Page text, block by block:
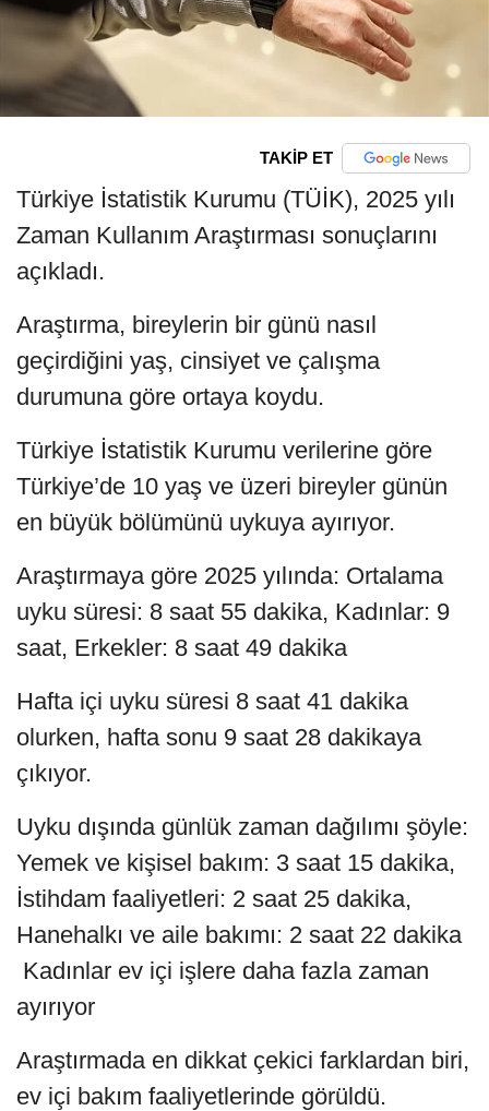
TAKİP ET
Türkiye İstatistik Kurumu (TÜİK), 2025 yılı
Zaman Kullanım Araştırması sonuçlarını
açıkladı.
Araştırma, bireylerin bir günü nasıl
geçirdiğini yaş, cinsiyet ve çalışma
durumuna göre ortaya koydu.
Türkiye İstatistik Kurumu verilerine göre
Türkiye’de 10 yaş ve üzeri bireyler günün
en büyük bölümünü uykuya ayırıyor.
Araştırmaya göre 2025 yılında: Ortalama
uyku süresi: 8 saat 55 dakika, Kadınlar: 9
saat, Erkekler: 8 saat 49 dakika
Hafta içi uyku süresi 8 saat 41 dakika
olurken, hafta sonu 9 saat 28 dakikaya
çıkıyor.
Uyku dışında günlük zaman dağılımı şöyle:
Yemek ve kişisel bakım: 3 saat 15 dakika,
İstihdam faaliyetleri: 2 saat 25 dakika,
Hanehalkı ve aile bakımı: 2 saat 22 dakika
Kadınlar ev içi işlere daha fazla zaman
ayırıyor
Araştırmada en dikkat çekici farklardan biri,
ev içi bakım faaliyetlerinde görüldü.